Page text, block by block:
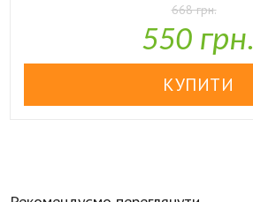
У наявності
668 грн.
550 грн.